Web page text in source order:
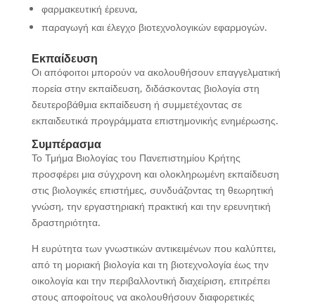
φαρμακευτική έρευνα,
παραγωγή και έλεγχο βιοτεχνολογικών εφαρμογών.
Εκπαίδευση
Οι απόφοιτοι μπορούν να ακολουθήσουν επαγγελματική
πορεία στην εκπαίδευση, διδάσκοντας βιολογία στη
δευτεροβάθμια εκπαίδευση ή συμμετέχοντας σε
εκπαιδευτικά προγράμματα επιστημονικής ενημέρωσης.
Συμπέρασμα
Το Τμήμα Βιολογίας του Πανεπιστημίου Κρήτης
προσφέρει μια σύγχρονη και ολοκληρωμένη εκπαίδευση
στις βιολογικές επιστήμες, συνδυάζοντας τη θεωρητική
γνώση, την εργαστηριακή πρακτική και την ερευνητική
δραστηριότητα.
Η ευρύτητα των γνωστικών αντικειμένων που καλύπτει,
από τη μοριακή βιολογία και τη βιοτεχνολογία έως την
οικολογία και την περιβαλλοντική διαχείριση, επιτρέπει
στους αποφοίτους να ακολουθήσουν διαφορετικές